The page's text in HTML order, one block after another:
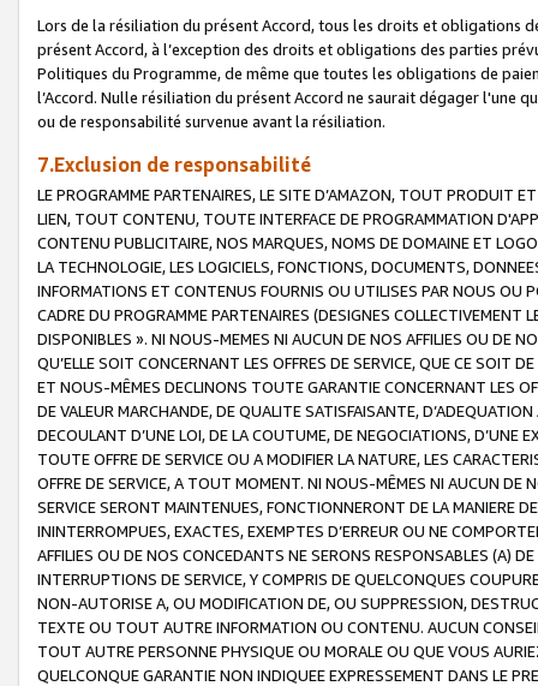
Lors de la résiliation du présent Accord, tous les droits et obligations
présent Accord, à l’exception des droits et obligations des parties
Politiques du Programme, de même que toutes les obligations de
l’Accord. Nulle résiliation du présent Accord ne saurait dégager l'une
ou de responsabilité survenue avant la résiliation.
7.Exclusion de responsabilité
LE PROGRAMME PARTENAIRES, LE SITE D’AMAZON, TOUT PRODUIT
LIEN, TOUT CONTENU, TOUTE INTERFACE DE PROGRAMMATION
CONTENU PUBLICITAIRE, NOS MARQUES, NOMS DE DOMAINE ET
LA TECHNOLOGIE, LES LOGICIELS, FONCTIONS, DOCUMENTS,
INFORMATIONS ET CONTENUS FOURNIS OU UTILISES PAR NOUS OU
CADRE DU PROGRAMME PARTENAIRES (DESIGNES COLLECTIVEMENT
DISPONIBLES ». NI NOUS-MEMES NI AUCUN DE NOS AFFILIES OU DE
QU’ELLE SOIT CONCERNANT LES OFFRES DE SERVICE, QUE CE SOIT
ET NOUS-MÊMES DECLINONS TOUTE GARANTIE CONCERNANT LES
DE VALEUR MARCHANDE, DE QUALITE SATISFAISANTE,
DECOULANT D’UNE LOI, DE LA COUTUME, DE NEGOCIATIONS, D’UNE
TOUTE OFFRE DE SERVICE OU A MODIFIER LA NATURE, LES
OFFRE DE SERVICE, A TOUT MOMENT. NI NOUS-MÊMES NI AUCUN DE
SERVICE SERONT MAINTENUES, FONCTIONNERONT DE LA MANIERE
ININTERROMPUES, EXACTES, EXEMPTES D’ERREUR OU NE
AFFILIES OU DE NOS CONCEDANTS NE SERONS RESPONSABLES (A)
INTERRUPTIONS DE SERVICE, Y COMPRIS DE QUELCONQUES
NON-AUTORISE A, OU MODIFICATION DE, OU SUPPRESSION,
TEXTE OU TOUT AUTRE INFORMATION OU CONTENU. AUCUN
TOUT AUTRE PERSONNE PHYSIQUE OU MORALE OU QUE VOUS
QUELCONQUE GARANTIE NON INDIQUEE EXPRESSEMENT DANS LE